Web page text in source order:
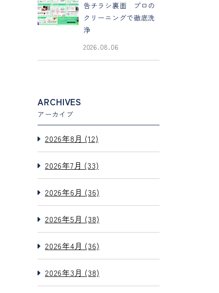
告チラシ裏面 プロの
クリーニングで徹底洗
浄
2026.08.06
ARCHIVES
アーカイブ
2026年8月 (12)
2026年7月 (33)
2026年6月 (36)
2026年5月 (38)
2026年4月 (36)
2026年3月 (38)